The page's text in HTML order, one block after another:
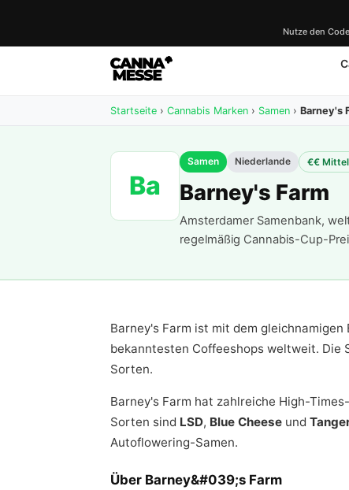
Nutze den Code
Startseite › Cannabis Marken › Samen › Barney's
Ba
Samen Niederlande €€
Barney's Farm
Amsterdamer Samenbank,
regelmäßig Cannabis-Cup-
Barney's Farm ist mit dem
bekanntesten Coffeeshops weltweit.
Sorten.
Barney's Farm hat zahlreiche High-
Sorten sind LSD, Blue Cheese und
Autoflowering-Samen.
Über Barney&#039;s Farm